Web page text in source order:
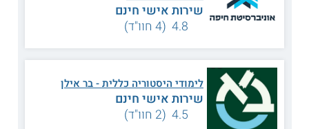
הנה תנאי הקבלה בחלק מהמוסדות ללא צורך בפסיכומטרי:
שימו לב כי תנאי הקבלה עשויים להשתנות מעת לעת לכן מומלץ
תמיד לפנות ישירות למוסדות הלימוד לקבלתתנאי הקבלה
המדויקים ביותר.
מוסד הלימוד
תנאי קבלה ללימודים ללא
שירות אישי חינם
4.8 (4 חוו"ד)
לימודי היסטוריה כללית - בר אילן
שירות אישי חינם
4.5 (2 חוו"ד)